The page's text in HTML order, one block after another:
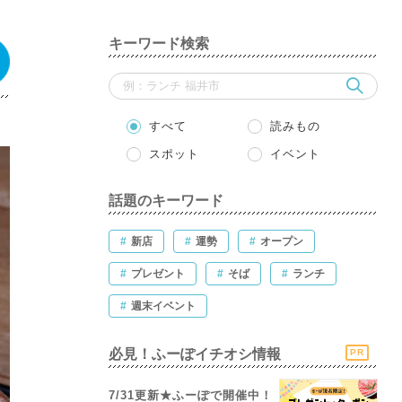
キーワード検索
すべて 読みもの
スポット イベント
話題のキーワード
# 新店 # 運勢 # オープン
# プレゼント # そば # ランチ
# 週末イベント
必見！ふーぽイチオシ情報 PR
7/31更新★ふーぽで開催中！